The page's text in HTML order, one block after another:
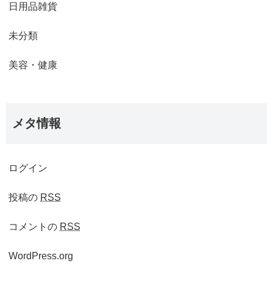
日用品雑貨
未分類
美容・健康
メタ情報
ログイン
投稿の RSS
コメントの RSS
WordPress.org